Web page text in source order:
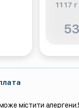
1117 г
містити